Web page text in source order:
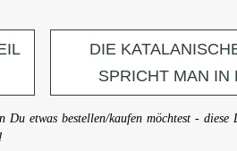
DIE
SPRICHT MAN IN
etwas bestellen/kaufen möchtest - diese